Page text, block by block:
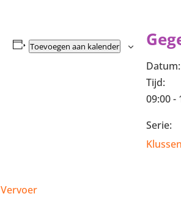
Toevoegen aan kalender
Datum:
Tijd:
09:00 -
Serie:
Vervoer